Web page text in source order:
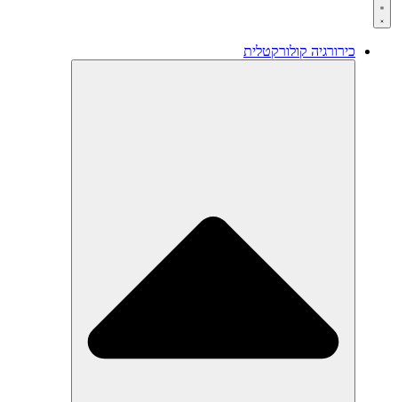
כירורגיה קולורקטלית